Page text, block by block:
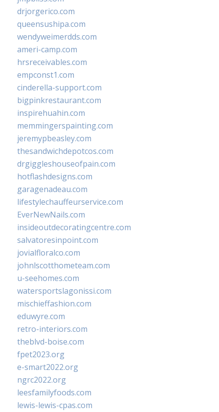
drjorgerico.com
queensushipa.com
wendyweimerdds.com
ameri-camp.com
hrsreceivables.com
empconst1.com
cinderella-support.com
bigpinkrestaurant.com
inspirehuahin.com
memmingerspainting.com
jeremypbeasley.com
thesandwichdepotcos.com
drgiggleshouseofpain.com
hotflashdesigns.com
garagenadeau.com
lifestylechauffeurservice.com
EverNewNails.com
insideoutdecoratingcentre.com
salvatoresinpoint.com
jovialfloralco.com
johnlscotthometeam.com
u-seehomes.com
watersportslagonissi.com
mischieffashion.com
eduwyre.com
retro-interiors.com
theblvd-boise.com
fpet2023.org
e-smart2022.org
ngrc2022.org
leesfamilyfoods.com
lewis-lewis-cpas.com